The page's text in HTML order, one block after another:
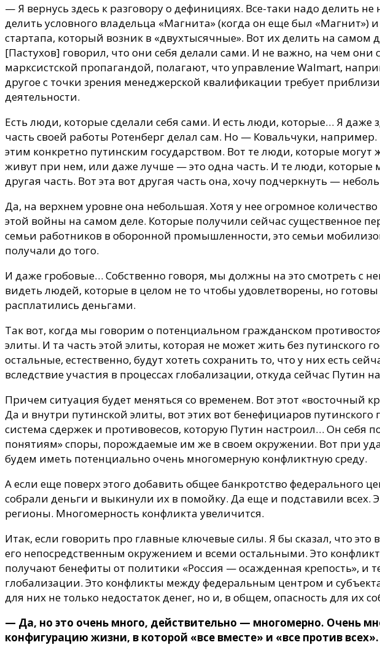
— Я вернусь здесь к разговору о дефинициях. Все-таки надо делить
делить условного владельца «Магнита» (когда он еще был «Магнит»)
стартапа, который возник в «двухтысячные». Вот их делить на
[Пастухов] говорил, что они себя делали сами. И не важно, на чем
марксистской пропагандой, полагают, что управление Walmart,
другое с точки зрения менеджерской квалификации требует
деятельности.
Есть люди, которые сделали себя сами. И есть люди, которые… Я даже
часть своей работы Ротенберг делал сам. Но — Ковальчуки,
этим конкретно путинским государством. Вот те люди, которые могут
живут при нем, или даже лучше — это одна часть. И те люди, которые
другая часть. Вот эта вот другая часть она, хочу подчеркнуть —
Да, на верхнем уровне она небольшая. Хотя у нее огромное
этой войны на самом деле. Которые получили сейчас существенное
семьи работников в оборонной промышленности, это семьи
получали до того.
И даже гробовые… Собственно говоря, мы должны на это смотреть с
видеть людей, которые в целом не то чтобы удовлетворены, но
расплатились деньгами.
Так вот, когда мы говорим о потенциальном гражданском
элиты. И та часть этой элиты, которая не может жить без путинского
остальные, естественно, будут хотеть сохранить то, что у них есть
вследствие участия в процессах глобализации, откуда сейчас
Причем ситуация будет меняться со временем. Вот этот «восточный
Да и внутри путинской элиты, вот этих вот бенефициаров путинского
система сдержек и противовесов, которую Путин настроил… Он себя
понятиям» споры, порождаемые им же в своем окружении. Вот при
будем иметь потенциально очень многомерную конфликтную среду.
А если еще поверх этого добавить общее банкротство федерального
собрали деньги и выкинули их в помойку. Да еще и подставили всех.
регионы. Многомерность конфликта увеличится.
Итак, если говорить про главные ключевые силы. Я бы сказал, что
его непосредственным окружением и всеми остальными. Это
получают бенефиты от политики «Россия — осажденная крепость», и
глобализации. Это конфликты между федеральным центром и
для них не только недостаток денег, но и, в общем, опасность для
— Да, но это очень много, действительно — многомерно. Очень
конфигурацию жизни, в которой «все вместе» и «все против всех».